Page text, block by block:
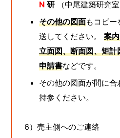
N 研 （中尾建築研究
その他の図面もコピ
送してください。 案
立面図、断面図、矩
申請書などです。
その他の図面が間に
持参ください。
6）売主側へのご連絡